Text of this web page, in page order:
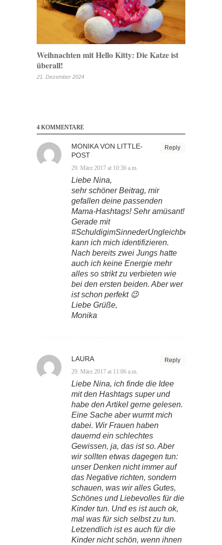
Weihnachten mit Hello Kitty: Die Katze ist
überall!
21. Dezember 2024
4 KOMMENTARE
Reply
MONIKA VON LITTLE-
POST
29. März 2017 at 10:36 a.m.
Liebe Nina,
sehr schöner Beitrag, mir
gefallen deine passenden
Mama-Hashtags! Sehr amüsant!
Gerade mit
#SchuldigimSinnederUngleichbehandlung
kann ich mich identifizieren.
Nach bereits zwei Jungs hatte
auch ich keine Energie mehr
alles so strikt zu verbieten wie
bei den ersten beiden. Aber wer
ist schon perfekt 😉
Liebe Grüße,
Monika
Reply
LAURA
29. März 2017 at 11:06 a.m.
Liebe Nina, ich finde die Idee
mit den Hashtags super und
habe den Artikel gerne gelesen.
Eine Sache aber wurmt mich
dabei. Wir Frauen haben
dauernd ein schlechtes
Gewissen, ja, das ist so. Aber
wir sollten etwas dagegen tun:
unser Denken nicht immer auf
das Negative richten, sondern
schauen, was wir alles Gutes,
Schönes und Liebevolles für die
Kinder tun. Und es ist auch ok,
mal was für sich selbst zu tun.
Letzendlich ist es auch für die
Kinder nicht schön, wenn ihnen